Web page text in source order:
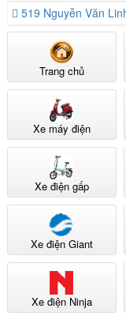
519 Nguyễn Văn
Trang chủ
Xe máy điện
Xe điện gấp
Xe điện Giant
Xe điện Ninja